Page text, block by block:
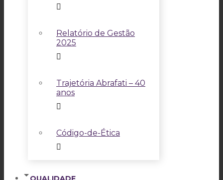
Relatório de Gestão
2025
Trajetória Abrafati – 40
anos
Código-de-Ética